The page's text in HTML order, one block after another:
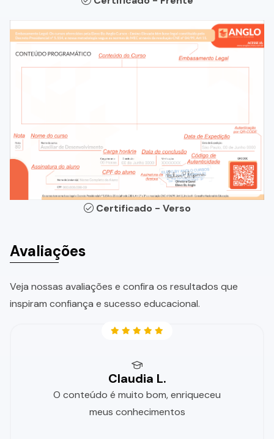
Certificado - Verso
Avaliações
Veja nossas avaliações e confira os resultados que
inspiram confiança e sucesso educacional.
Claudia L.
O conteúdo é muito bom, enriqueceu
meus conhecimentos